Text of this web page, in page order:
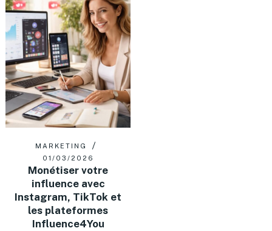
MARKETING
01/03/2026
Monétiser votre
influence avec
Instagram, TikTok et
les plateformes
Influence4You